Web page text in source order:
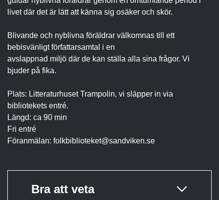
livet där det är lätt att känna sig osäker och skör.
Blivande och nyblivna föräldrar välkomnas till ett
bebisvänligt författarsamtal i en
avslappnad miljö där de kan ställa alla sina frågor. Vi
bjuder på fika.
Plats: Litteraturhuset Trampolin, vi släpper in via
bibliotekets entré.
Längd: ca 90 min
Fri entré
Föranmälan: folkbiblioteket@sandviken.se
Bra att veta